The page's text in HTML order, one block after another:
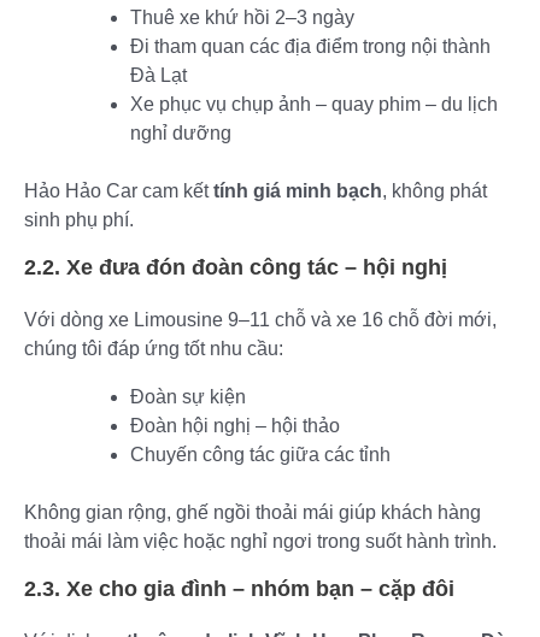
Thuê xe khứ hồi 2–3 ngày
Đi tham quan các địa điểm trong nội thành
Đà Lạt
Xe phục vụ chụp ảnh – quay phim – du lịch
nghỉ dưỡng
Hảo Hảo Car cam kếttính giá minh bạch, không phát
sinh phụ phí.
2.2. Xe đưa đón đoàn công tác – hội nghị
Với dòng xe Limousine 9–11 chỗ và xe 16 chỗ đời mới,
chúng tôi đáp ứng tốt nhu cầu:
Đoàn sự kiện
Đoàn hội nghị – hội thảo
Chuyến công tác giữa các tỉnh
Không gian rộng, ghế ngồi thoải mái giúp khách hàng
thoải mái làm việc hoặc nghỉ ngơi trong suốt hành trình.
2.3. Xe cho gia đình – nhóm bạn – cặp đôi